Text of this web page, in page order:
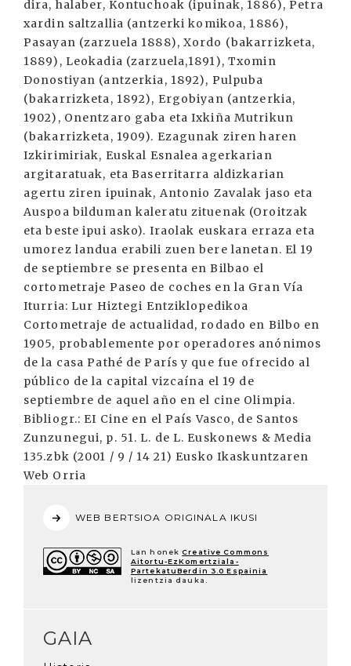
dira, halaber, Kontuchoak (ipuinak, 1886), Petra
xardin saltzallia (antzerki komikoa, 1886),
Pasayan (zarzuela 1888), Xordo (bakarrizketa,
1889), Leokadia (zarzuela,1891), Txomin
Donostiyan (antzerkia, 1892), Pulpuba
(bakarrizketa, 1892), Ergobiyan (antzerkia,
1902), Onentzaro gaba eta Ixkiña Mutrikun
(bakarrizketa, 1909). Ezagunak ziren haren
Izkirimiriak, Euskal Esnalea agerkarian
argitaratuak, eta Baserritarra aldizkarian
agertu ziren ipuinak, Antonio Zavalak jaso eta
Auspoa bilduman kaleratu zituenak (Oroitzak
eta beste ipui asko). Iraolak euskara erraza eta
umorez landua erabili zuen bere lanetan. El 19
de septiembre se presenta en Bilbao el
cortometraje Paseo de coches en la Gran Vía
Iturria: Lur Hiztegi Entziklopedikoa
Cortometraje de actualidad, rodado en Bilbo en
1905, probablemente por operadores anónimos
de la casa Pathé de París y que fue ofrecido al
público de la capital vizcaína el 19 de
septiembre de aquel año en el cine Olimpia.
Bibliogr.: EI Cine en el País Vasco, de Santos
Zunzunegui, p. 51. L. de L. Euskonews & Media
135.zbk (2001 / 9 / 14 21) Eusko Ikaskuntzaren
Web Orria
WEB BERTSIOA ORIGINALA IKUSI
Lan honek Creative Commons
Aitortu-EzKomertziala-
PartekatuBerdin 3.0 Espainia
lizentzia dauka.
GAIA